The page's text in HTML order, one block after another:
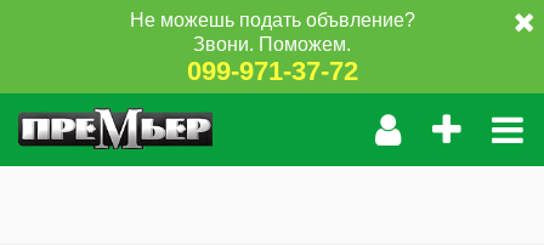
Не можешь подать объвление?
Звони. Поможем.
099-971-37-72